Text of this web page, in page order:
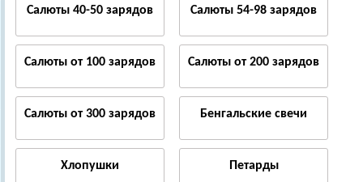
Салюты 40-50 зарядов Салюты 54-98 зарядов
Салюты от 100 зарядов Салюты от 200 зарядов
Салюты от 300 зарядов Бенгальские свечи
Хлопушки Петарды